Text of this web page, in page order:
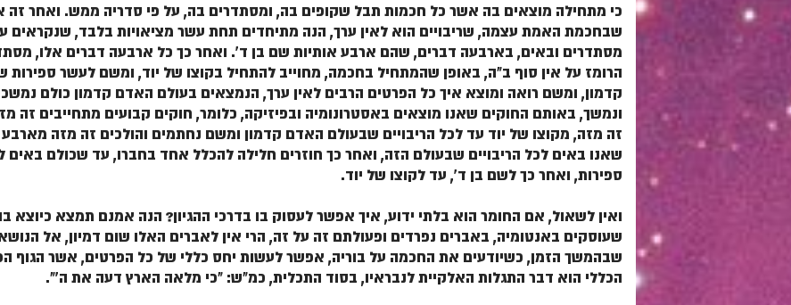
כי מתחילה מוצאים בה אשר כל חכמות תבל שקופים בה, ומסתדרים בה, על פי סדריה ממש. ואחר זה
שבחכמת האמת עצמה, שריבויים הוא לאין ערך, הנה מתיחדים תחת עשר מציאויות בלבד, שנקראים
מסתדרים ובאים, בארבעה דברים, שהם ארבע אותיות שם בן ד'. ואחר כך כל ארבעה דברים אלו,
הרומז על אין סוף ב"ה, באופן שהמתחיל בחכמה, מחוייב להתחיל בקוצו של יוד, ומשם לעשר
קדמון, ומשם רואה ומוצא איך כל הפרטים הרבים לאין ערך, הנמצאים בעולם האדם קדמון כולם
ונמשך, באותם החוקים שאנו מוצאים באסטרונומיה ובפיזיקה, כלומר, חוקים קבועים מתחייבים
זה מזה, מקוצו של יוד עד לכל הריבויים שבעולם האדם קדמון ומשם נחתמים והולכים זה מזה
שאנו באים לכל הריבויים שבעולם הזה, ואחר כך חוזרים חלילה להכלל אחד בחברו, עד שכולם
ספירות, ואחר כך לשם בן ד', עד לקוצו של יוד.
ואין לשאול, אם החומר הוא בלתי ידוע, איך אפשר לעסוק בו בדרכי ההגיון? הנה אמנם תמצא
שעוסקים באנטומיה, באברים נפרדים ופעולתם זה על זה, הרי אין לאברים האלו שום דמיון, אל
שבהמשך הזמן, כשיודעים את החכמה על בוריה, אפשר לעשות יחס כללי של כל הפרטים, אשר הגוף
הכללי הוא דבר התגלות האלקיית לנבראיו, בסוד התכלית, כמ"ש: "כי מלאה הארץ דעה את ה'".